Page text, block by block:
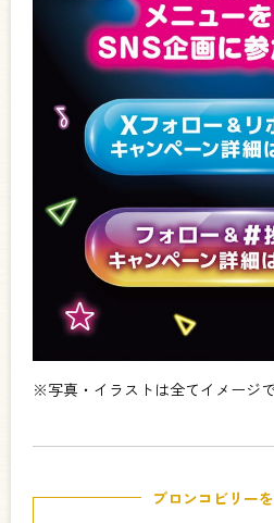
※写真・イラストは全てイメージで
ブロンコビリー